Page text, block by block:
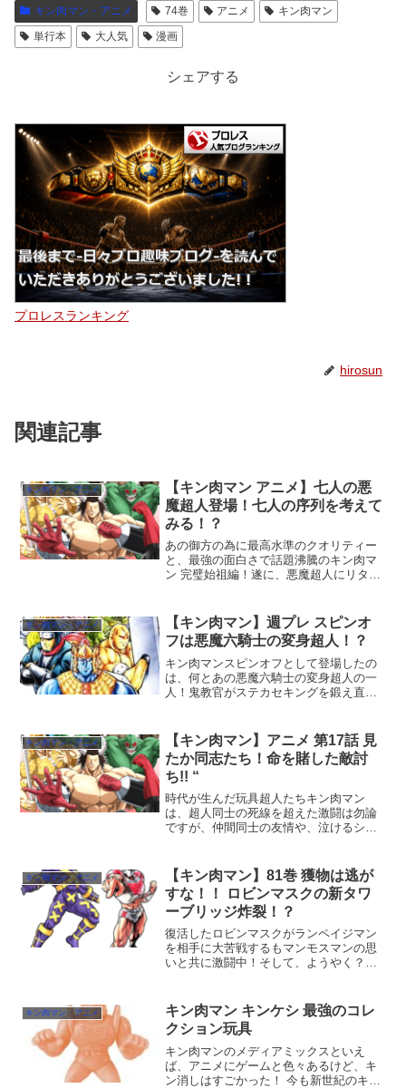
キン肉マン・アニメ 74巻 アニメ
キン肉マン
単行本
大人気 漫画
シェアする
プロレスランキング
hirosun
関連記事
キン肉マン・アニメ
【キン肉マン アニメ】七人の悪
魔超人登場！七人の序列を考えて
みる！？
あの御方の為に最高水準のクオリティー
と、最強の面白さで話題沸騰のキン肉マ
ン 完璧始祖編！遂に、悪魔超人にリター
メディカル サスペンションから出られな
いアイドル超人の代わ...
キン肉マン・アニメ
【キン肉マン】週プレ スピンオ
フは悪魔六騎士の変身超人！？
キン肉マンスピンオフとして登場したの
は、何とあの悪魔六騎士の変身超人の一
人！鬼教官がステカセキングを鍛え直
キン肉マン・アニメ
【キン肉マン】アニメ 第17話 見
たか同志たち！命を賭した敵討
ち!! “
時代が生んだ玩具超人たちキン肉マン
は、超人同士の死線を超えた激闘は勿論
ですが、仲間同士の友情や、泣けるシー
られるハズです！グリムリパー＆ターボ
メンの無量大数軍と、バ...
キン肉マン・アニメ
【キン肉マン】81巻 獲物は逃が
すな！！ ロビンマスクの新タワ
ーブリッジ炸裂！？
復活したロビンマスクがランペイジマン
を相手に大苦戦するもマンモスマンの思
いと共に激闘中！そして、ようやく？キ
キン肉マン・アニメ
キン肉マン キンケシ 最強のコレ
クション玩具
キン肉マンのメディアミックスといえ
ば、アニメにゲームと色々あるけど、キ
ン消しはすごかった！ 今も新世紀のキン